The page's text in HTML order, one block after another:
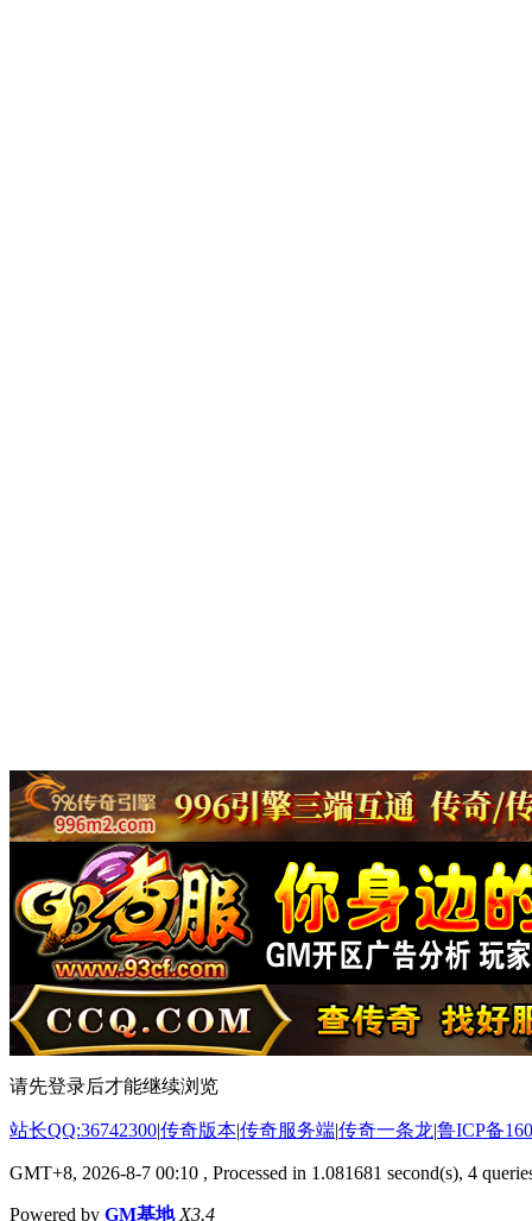
请先登录后才能继续浏览
站长QQ:36742300|传奇版本|传奇服务端|传奇一条龙|鲁ICP备
GMT+8, 2026-8-7 00:10 , Processed in 1.081681 second(s), 4
Powered by GM基地 X3.4